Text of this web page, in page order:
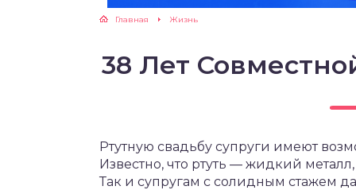
Главная Жизнь
38 Лет
Ртутную свадьбу супруги имеют
Известно, что ртуть — жидкий
Так и супругам с солидным стажем